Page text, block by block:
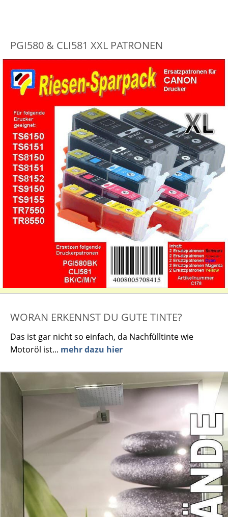
PGI580 & CLI581 XXL PATRONEN
WORAN ERKENNST DU GUTE TINTE?
Das ist gar nicht so einfach, da Nachfülltinte wie
Motoröl ist... mehr dazu hier